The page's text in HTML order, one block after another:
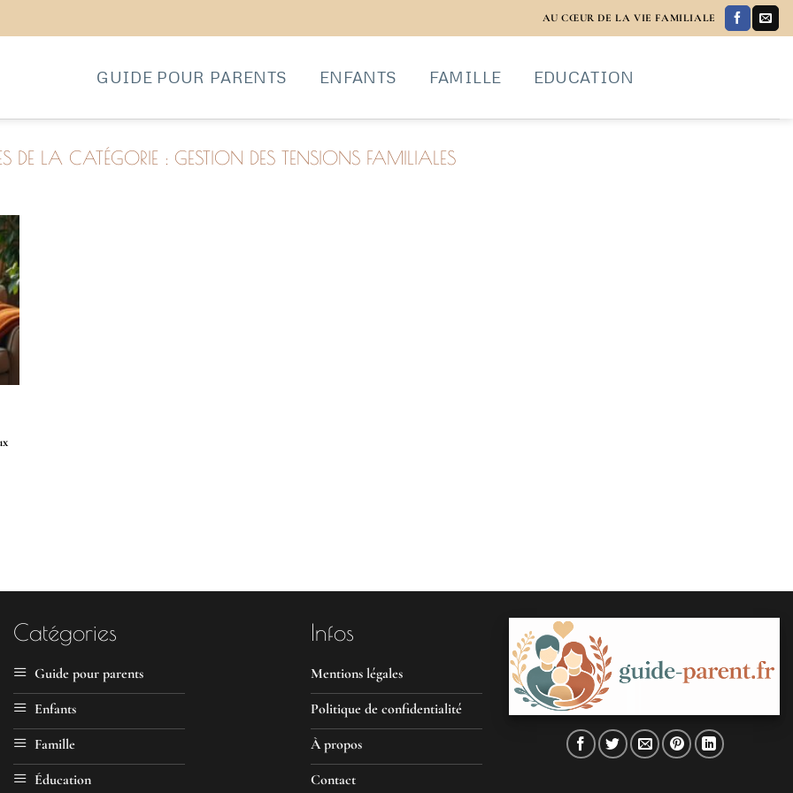
AU CŒUR DE LA VIE FAMILIALE
GUIDE POUR PARENTS ENFANTS FAMILLE EDUCATION
GESTION DES TENSIONS FAMILIALES
Catégories
Guide pour parents
Enfants
Famille
Éducation
Infos
Mentions légales
Politique de confidentialité
À propos
Contact